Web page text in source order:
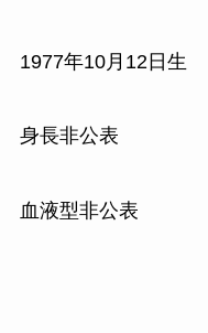
1977年10月12日生
身長非公表
血液型非公表